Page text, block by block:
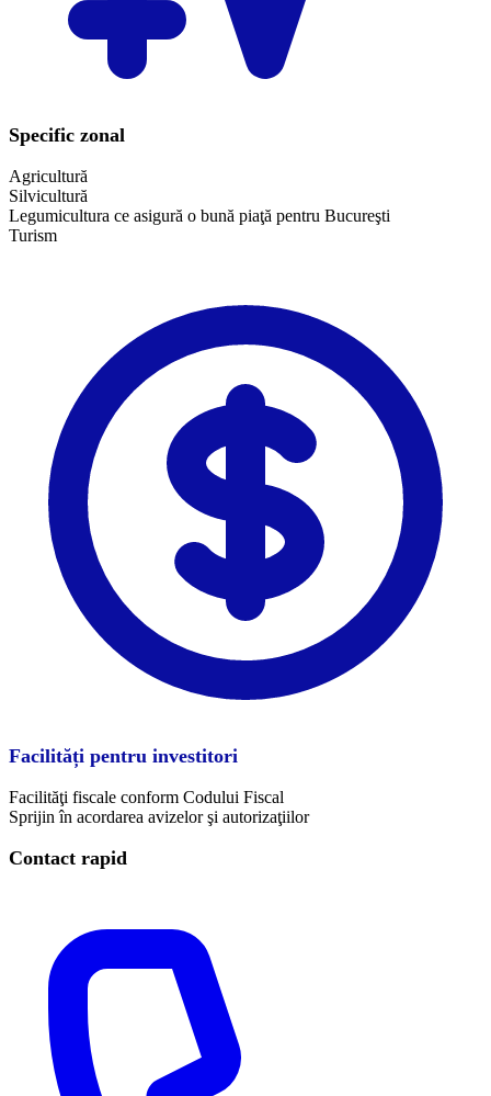
Specific zonal
Agricultură
Silvicultură
Legumicultura ce asigură o bună piaţă pentru Bucureşti
​Turism
Facilități pentru investitori
Facilităţi fiscale conform Codului Fiscal
Sprijin în acordarea avizelor şi autorizaţiilor
Contact rapid